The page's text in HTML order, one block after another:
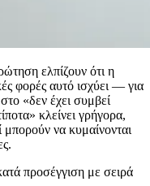
ελπίζουν ότι η
φορές αυτό ισχύει — για
«δεν έχει συμβεί
κλείνει γρήγορα,
μπορούν να κυμαίνονται
προσέγγιση με σειρά